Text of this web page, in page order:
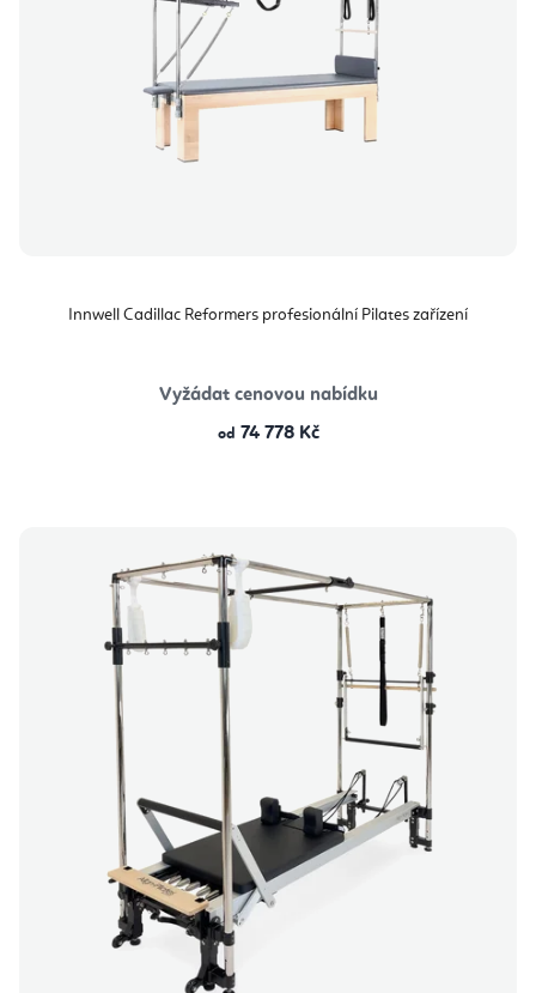
Innwell Cadillac Reformers profesionální Pilates zařízení
Vyžádat cenovou nabídku
od 74 778 Kč